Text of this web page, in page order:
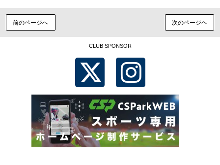
前のページへ 次のページヘ
CLUB SPONSOR